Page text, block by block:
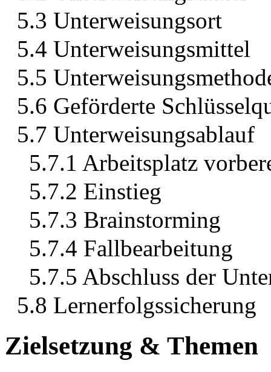
5.3 Unterweisungsort
5.4 Unterweisungsmittel
5.5
5.6 Geförderte
5.7 Unterweisungsablauf
5.7.1 Arbeitsplatz
5.7.2 Einstieg
5.7.3 Brainstorming
5.7.4 Fallbearbeitung
5.7.5 Abschluss der
5.8 Lernerfolgssicherung
Zielsetzung & Themen